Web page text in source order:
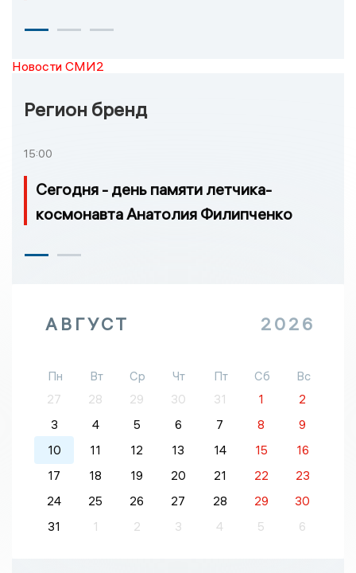
Новости СМИ2
Регион бренд
15:00
Сегодня - день памяти летчика-
космонавта Анатолия Филипченко
АВГУСТ 2026
Пн Вт Ср Чт Пт Сб
Вс
27
28 29 30 31 1
2
3
4 5 6 7 8
9
10
11 12 13 14 15
16
17
18 19 20 21 22
23
24
25 26 27 28 29
30
31
1 2 3 4 5 6